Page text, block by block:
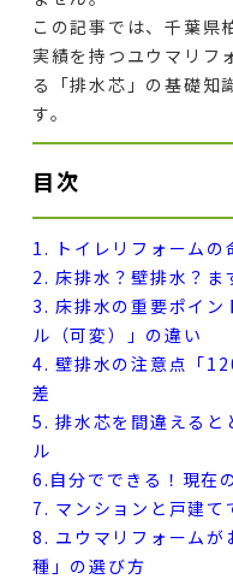
この記事では、千葉県
実績を持つユウマリフ
る「排水芯」の基礎知
す。
目次
1. トイレリフォームの
2. 床排水？壁排水？ま
3. 床排水の重要ポイ
ル（可変）」の違い
4. 壁排水の注意点「
差
5. 排水芯を間違えると
ル
6.自分でできる！現在
7. マンションと戸建て
8. ユウマリフォームが
種」の選び方